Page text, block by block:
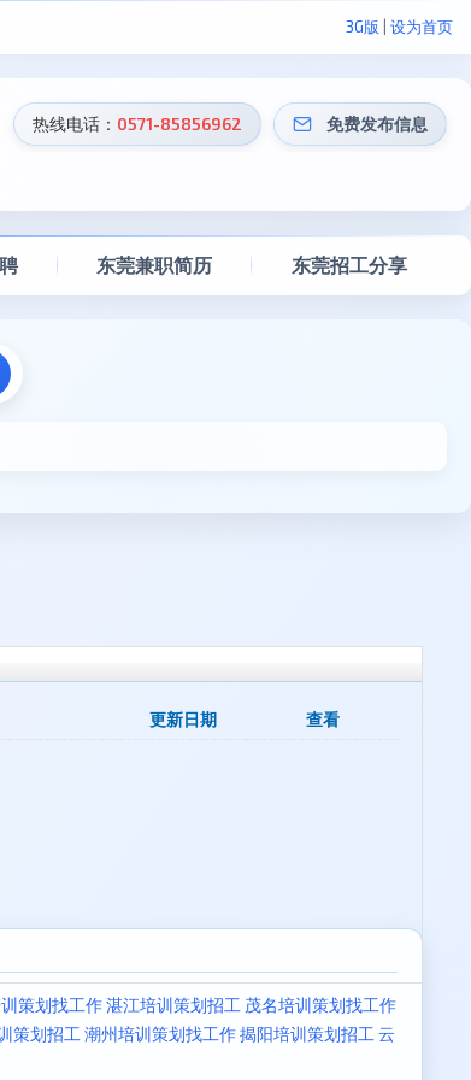
3G版 设为首页
热线电话： 0571-85856962 免费发布信息
东莞兼职简历 东莞招工分享
更新日期 查看
策划找工作湛江培训策划招工 茂名培训策划找工作
策划招工 潮州培训策划找工作揭阳培训策划招工 云